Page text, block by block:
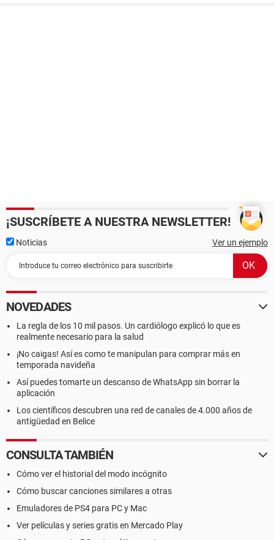
¡SUSCRÍBETE A NUESTRA NEWSLETTER!
Noticias Ver un ejemplo
NOVEDADES
La regla de los 10 mil pasos. Un cardiólogo explicó lo que es
realmente necesario para la salud
¡No caigas! Así es como te manipulan para comprar más en
temporada navideña
Así puedes tomarte un descanso de WhatsApp sin borrar la
aplicación
Los científicos descubren una red de canales de 4.000 años de
antigüedad en Belice
CONSULTA TAMBIÉN
Cómo ver el historial del modo incógnito
Cómo buscar canciones similares a otras
Emuladores de PS4 para PC y Mac
Ver películas y series gratis en Mercado Play